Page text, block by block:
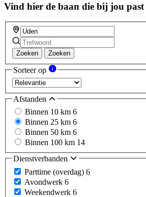
Vind hier de baan die bij jou past
Zoeken Zoeken
Sorteer op
Afstanden
Binnen 10 km 6
Binnen 25 km 6
Binnen 50 km 6
Binnen 100 km 14
Dienstverbanden
Parttime (overdag) 6
Avondwerk 6
Weekendwerk 6